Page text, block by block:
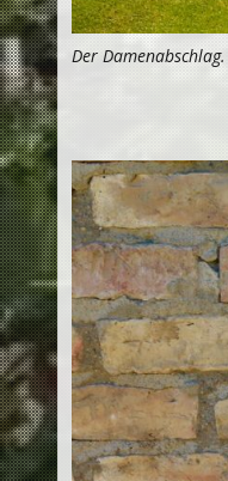
Der Damenabschlag.